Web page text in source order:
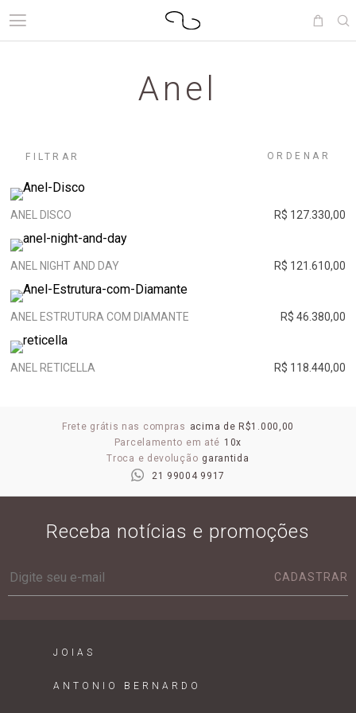
Anel
FILTRAR ORDENAR
ANEL DISCO R$ 127.330,00
ANEL NIGHT AND DAY R$ 121.610,00
ANEL ESTRUTURA COM DIAMANTE R$ 46.380,00
ANEL RETICELLA R$ 118.440,00
Frete grátis nas compras acima de R$1.000,00
Parcelamento em até 10x
Troca e devolução garantida
21 99004 9917
Receba notícias e promoções
CADASTRAR
JOIAS
ANTONIO BERNARDO